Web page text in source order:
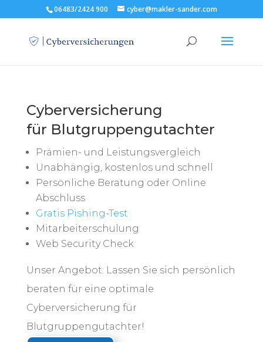
06483/2424 900 cyber@makler-sander.com
Cyberversicherung
für Blutgruppengutachter
Prämien- und Leistungsvergleich
Unabhängig, kostenlos und schnell
Persönliche Beratung oder Online
Abschluss
Gratis Pishing-Test
Mitarbeiterschulung
Web Security Check
Unser Angebot: Lassen Sie sich persönlich
beraten für eine optimale
Cyberversicherung für
Blutgruppengutachter!